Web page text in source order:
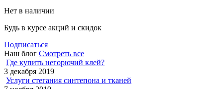
Нет в наличии
Будь в курсе акций и скидок
Подписаться
Наш блог Смотреть все
Где купить негорючий клей?
3 декабря 2019
Услуги стегания синтепона и тканей